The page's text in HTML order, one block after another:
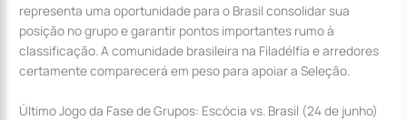
representa uma oportunidade para o Brasil consolidar sua
posição no grupo e garantir pontos importantes rumo à
classificação. A comunidade brasileira na Filadélfia e arredores
certamente comparecerá em peso para apoiar a Seleção.
Último Jogo da Fase de Grupos: Escócia vs. Brasil (24 de junho)